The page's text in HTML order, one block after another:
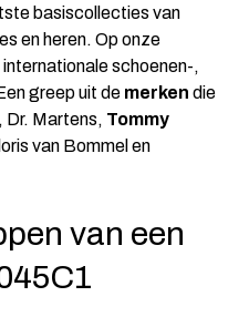
basiscollecties van
en heren. Op onze
schoenen-,
greep uit de merken die
Dr. Martens, Tommy
van Bommel en
van een